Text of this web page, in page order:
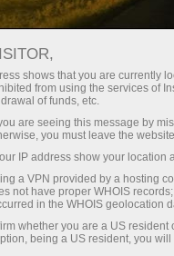
Трейдерам
Календарь
тарифной игре
shows that you are currently
from using the services of
of funds, etc.
are seeing this message by
you must leave the
IP address show your location
a VPN provided by a hosting
not have proper WHOIS records;
in the WHOIS geolocation
whether you are a US
being a US resident, you